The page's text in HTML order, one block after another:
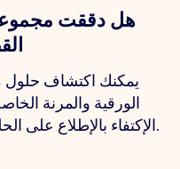
هل دققت
يمكنك اكتشاف حلول
الورقية والمرنة
الإكتفاء بالإطلاع على الحلول الصناعية فقط لعبوات بران.